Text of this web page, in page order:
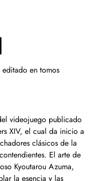
en tomos
videojuego publicado
XIV, el cual da inicio a
clásicos de la
El arte de
Kyoutarou Azuma,
la esencia y las